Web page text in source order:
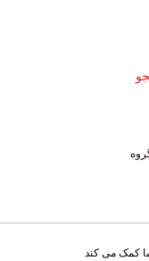
کمک می کند